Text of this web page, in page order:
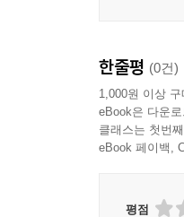
희선이한테
묶어 툭 떨어
이름 없는 민
한줄평 (0건)
1,000원 이상
eBook은 다운
클래스는 첫번
eBook 페이백,
평점